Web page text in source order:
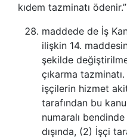
kıdem tazminatı ödenir.”
maddede de İş
ilişkin 14.
şekilde
çıkarma
işçilerin hizmet
tarafından bu
numaralı
dışında, (2) İşçi